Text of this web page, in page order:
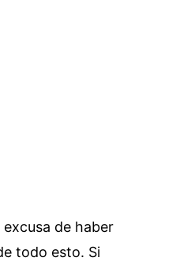
de haber
todo esto. Si